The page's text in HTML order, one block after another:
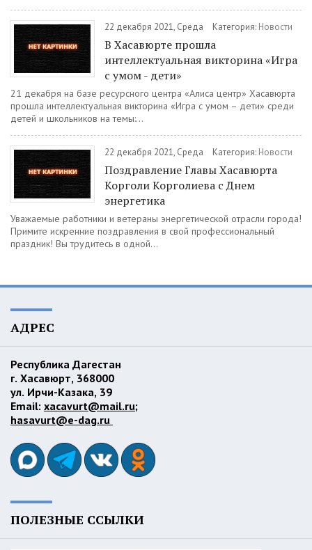
22 декабря 2021, Среда Категория: Новости
В Хасавюрте прошла
интеллектуальная викторина «Игра
с умом - дети»
21 декабря на базе ресурсного центра «Алиса центр» Хасавюрта
прошла интеллектуальная викторина «Игра с умом – дети» среди
детей и школьников на темы:...
22 декабря 2021, Среда Категория: Новости
Поздравление Главы Хасавюрта
Корголи Корголиева с Днем
энергетика
Уважаемые работники и ветераны энергетической отрасли города!
Примите искренние поздравления в свой профессиональный
праздник! Вы трудитесь в одной...
АДРЕС
Республика Дагестан
г. Хасавюрт, 368000
ул. Ирчи-Казака, 39
Email: xacavurt@mail.ru;
hasavurt@e-dag.ru
ПОЛЕЗНЫЕ ССЫЛКИ